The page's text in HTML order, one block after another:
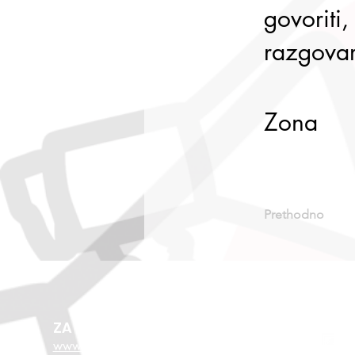
govoriti,
Zona
Prethodno
ZA VIŠE O EU FONDOVIMA
www.esf.hr